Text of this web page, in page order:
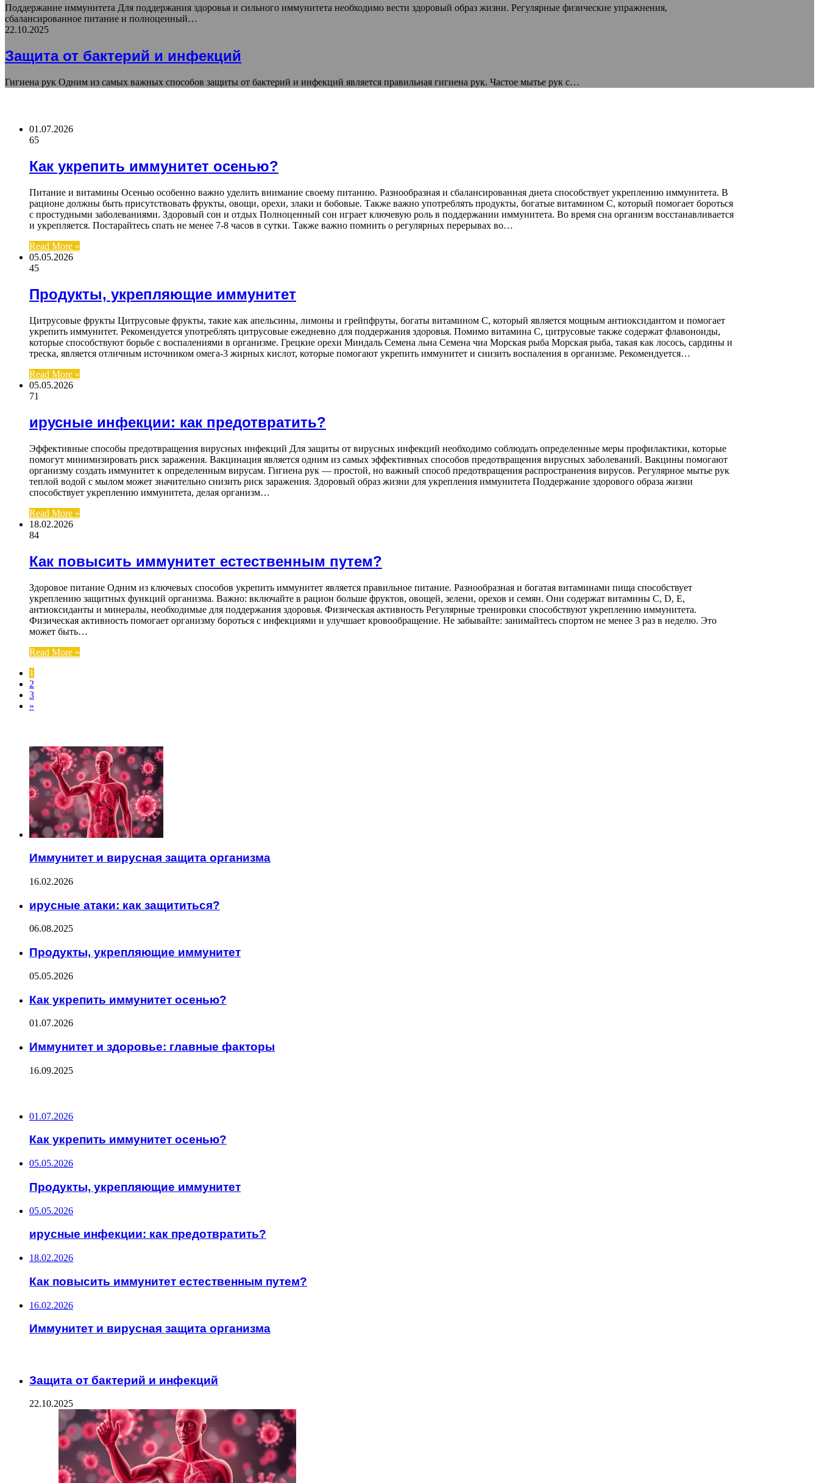
Поддержание иммунитета Для поддержания здоровья и сильного иммунитета необходимо вести здоровый образ жизни. Регулярные физические упражнения,
сбалансированное питание и полноценный…
22.10.2025
Защита от бактерий и инфекций
Гигиена рук Одним из самых важных способов защиты от бактерий и инфекций является правильная гигиена рук. Частое мытье рук с…
01.07.2026
65
Как укрепить иммунитет осенью?
Питание и витамины Осенью особенно важно уделить внимание своему питанию. Разнообразная и сбалансированная диета способствует укреплению иммунитета. В
рационе должны быть присутствовать фрукты, овощи, орехи, злаки и бобовые. Также важно употреблять продукты, богатые витамином C, который помогает бороться
с простудными заболеваниями. Здоровый сон и отдых Полноценный сон играет ключевую роль в поддержании иммунитета. Во время сна организм восстанавливается
и укрепляется. Постарайтесь спать не менее 7-8 часов в сутки. Также важно помнить о регулярных перерывах во…
Read More »
05.05.2026
45
Продукты, укрепляющие иммунитет
Цитрусовые фрукты Цитрусовые фрукты, такие как апельсины, лимоны и грейпфруты, богаты витамином C, который является мощным антиоксидантом и помогает
укрепить иммунитет. Рекомендуется употреблять цитрусовые ежедневно для поддержания здоровья. Помимо витамина C, цитрусовые также содержат флавоноиды,
которые способствуют борьбе с воспалениями в организме. Грецкие орехи Миндаль Семена льна Семена чиа Морская рыба Морская рыба, такая как лосось, сардины и
треска, является отличным источником омега-3 жирных кислот, которые помогают укрепить иммунитет и снизить воспаления в организме. Рекомендуется…
Read More »
05.05.2026
71
ирусные инфекции: как предотвратить?
Эффективные способы предотвращения вирусных инфекций Для защиты от вирусных инфекций необходимо соблюдать определенные меры профилактики, которые
помогут минимизировать риск заражения. Вакцинация является одним из самых эффективных способов предотвращения вирусных заболеваний. Вакцины помогают
организму создать иммунитет к определенным вирусам. Гигиена рук — простой, но важный способ предотвращения распространения вирусов. Регулярное мытье рук
теплой водой с мылом может значительно снизить риск заражения. Здоровый образ жизни для укрепления иммунитета Поддержание здорового образа жизни
способствует укреплению иммунитета, делая организм…
Read More »
18.02.2026
84
Как повысить иммунитет естественным путем?
Здоровое питание Одним из ключевых способов укрепить иммунитет является правильное питание. Разнообразная и богатая витаминами пища способствует
укреплению защитных функций организма. Важно: включайте в рацион больше фруктов, овощей, зелени, орехов и семян. Они содержат витамины С, D, Е,
антиоксиданты и минералы, необходимые для поддержания здоровья. Физическая активность Регулярные тренировки способствуют укреплению иммунитета.
Физическая активность помогает организму бороться с инфекциями и улучшает кровообращение. Не забывайте: занимайтесь спортом не менее 3 раз в неделю. Это
может быть…
Read More »
1
2
3
»
Иммунитет и вирусная защита организма
16.02.2026
ирусные атаки: как защититься?
06.08.2025
Продукты, укрепляющие иммунитет
05.05.2026
Как укрепить иммунитет осенью?
01.07.2026
Иммунитет и здоровье: главные факторы
16.09.2025
01.07.2026
Как укрепить иммунитет осенью?
05.05.2026
Продукты, укрепляющие иммунитет
05.05.2026
ирусные инфекции: как предотвратить?
18.02.2026
Как повысить иммунитет естественным путем?
16.02.2026
Иммунитет и вирусная защита организма
Защита от бактерий и инфекций
22.10.2025